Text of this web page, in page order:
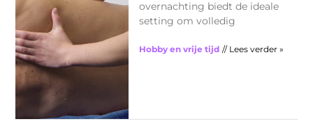
overnachting biedt de ideale
setting om volledig
Hobby en vrije tijd // Lees verder »